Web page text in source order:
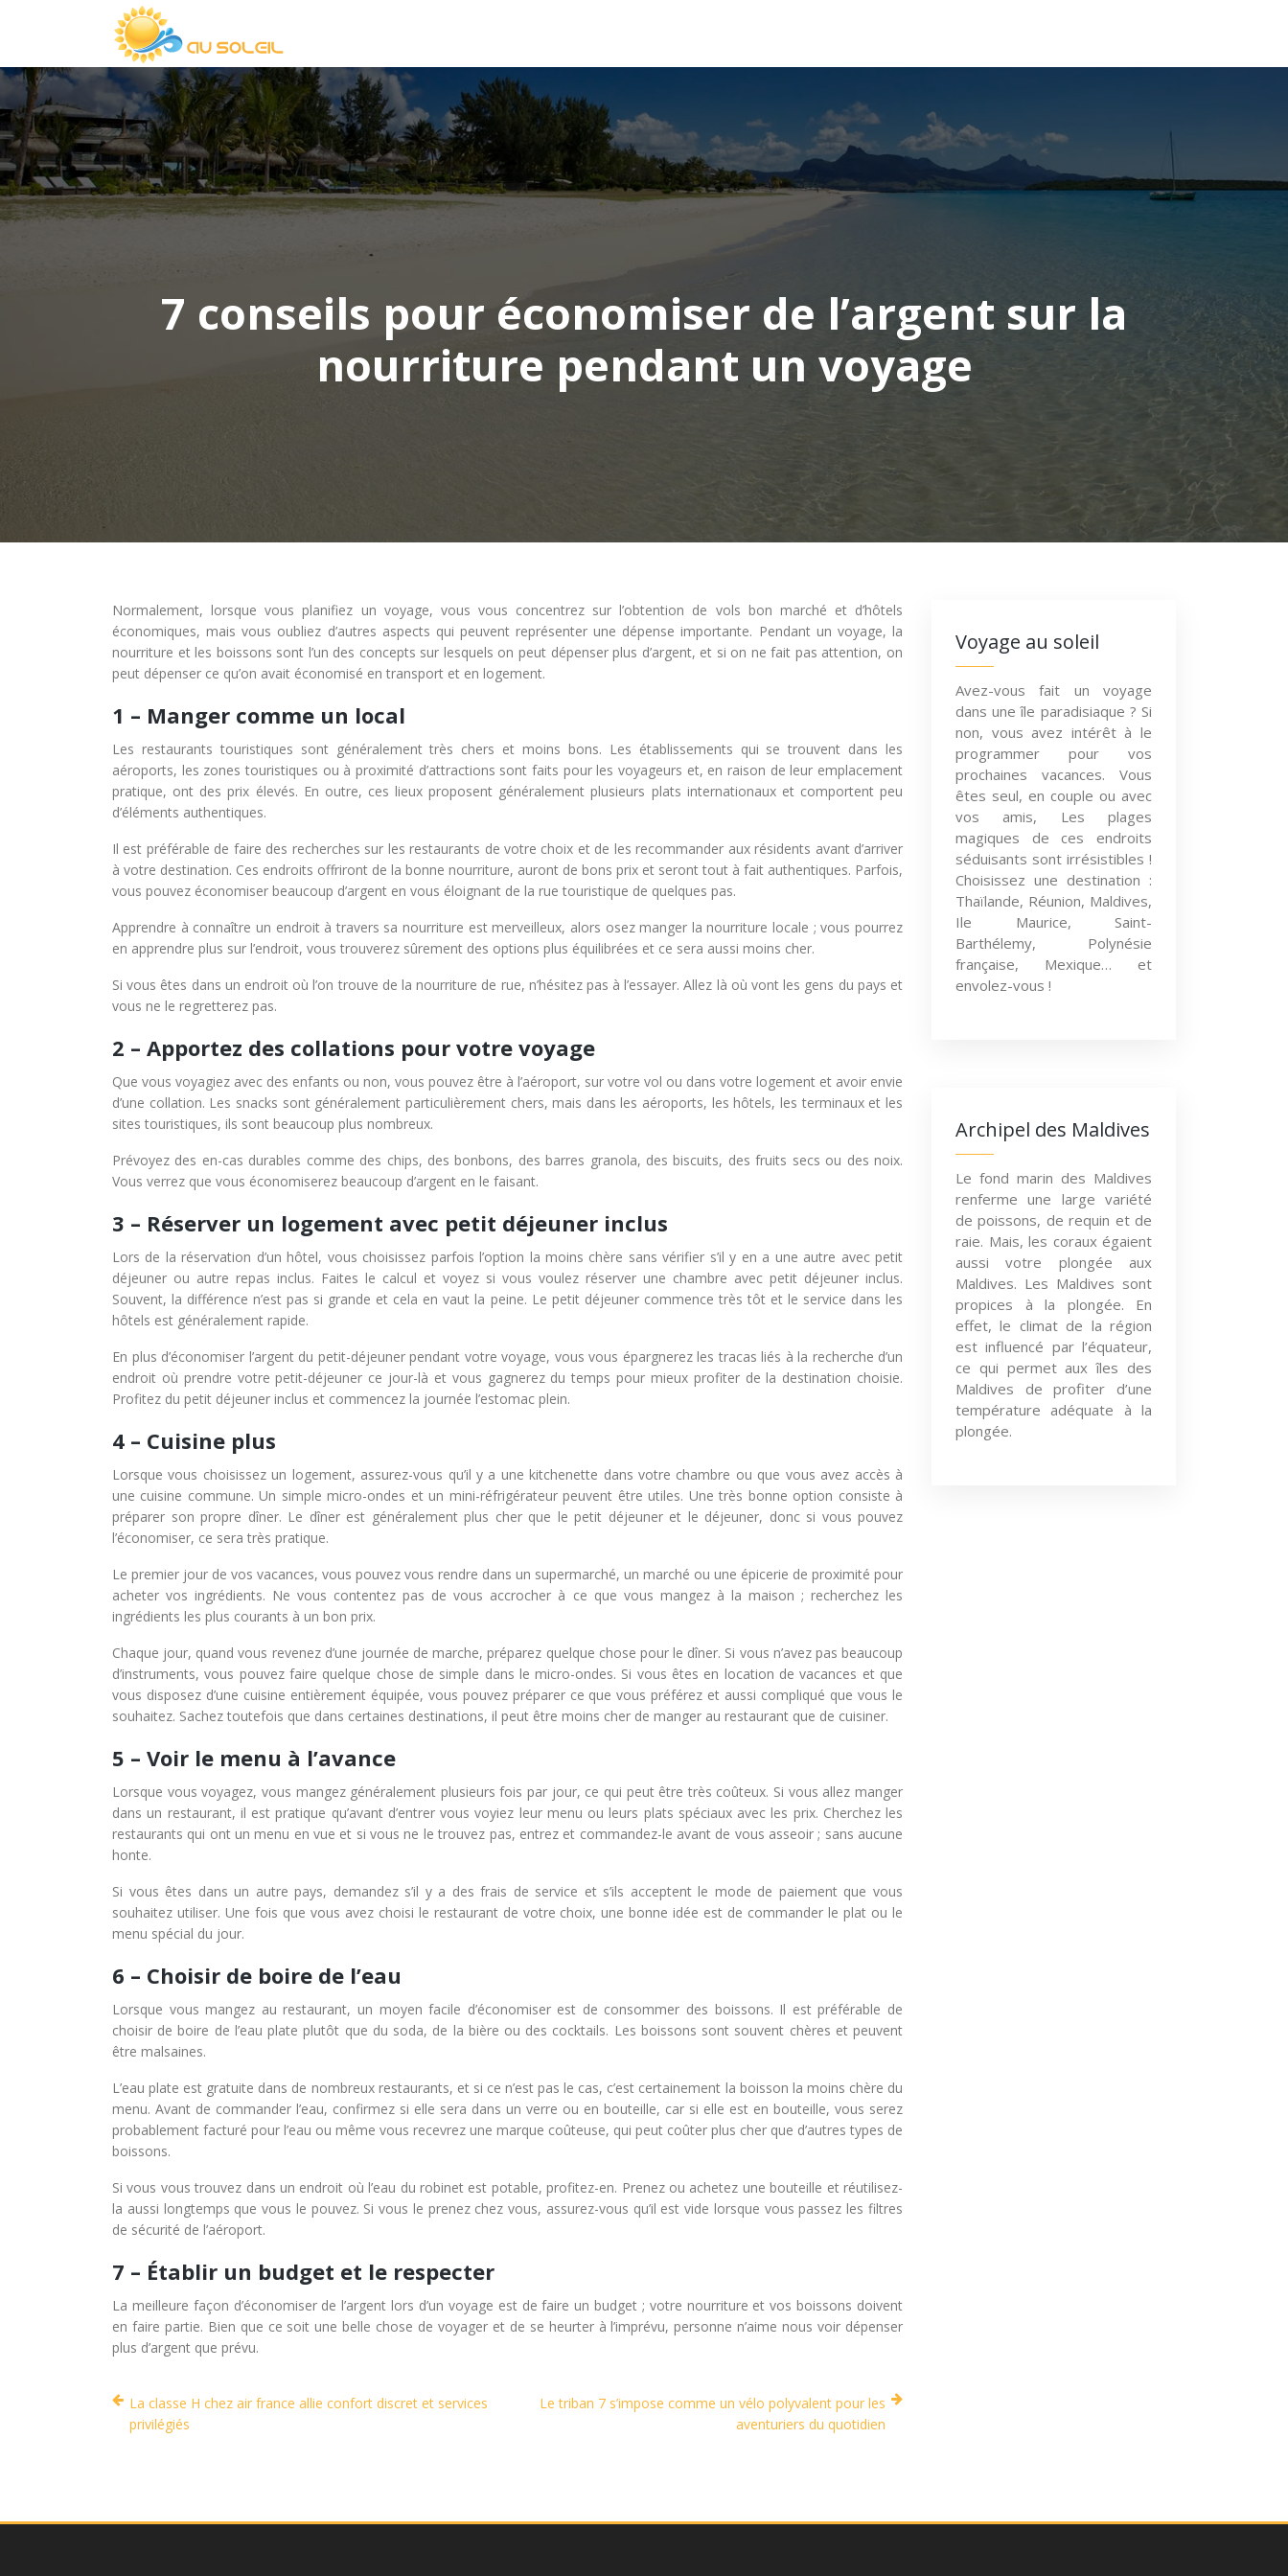
7 conseils pour économiser de l’argent sur la
nourriture pendant un voyage
Normalement, lorsque vous planifiez un voyage, vous vous concentrez sur l’obtention de vols bon marché et d’hôtels
économiques, mais vous oubliez d’autres aspects qui peuvent représenter une dépense importante. Pendant un voyage, la
nourriture et les boissons sont l’un des concepts sur lesquels on peut dépenser plus d’argent, et si on ne fait pas attention, on
peut dépenser ce qu’on avait économisé en transport et en logement.
1 – Manger comme un local
Les restaurants touristiques sont généralement très chers et moins bons. Les établissements qui se trouvent dans les
aéroports, les zones touristiques ou à proximité d’attractions sont faits pour les voyageurs et, en raison de leur emplacement
pratique, ont des prix élevés. En outre, ces lieux proposent généralement plusieurs plats internationaux et comportent peu
d’éléments authentiques.
Il est préférable de faire des recherches sur les restaurants de votre choix et de les recommander aux résidents avant d’arriver
à votre destination. Ces endroits offriront de la bonne nourriture, auront de bons prix et seront tout à fait authentiques. Parfois,
vous pouvez économiser beaucoup d’argent en vous éloignant de la rue touristique de quelques pas.
Apprendre à connaître un endroit à travers sa nourriture est merveilleux, alors osez manger la nourriture locale ; vous pourrez
en apprendre plus sur l’endroit, vous trouverez sûrement des options plus équilibrées et ce sera aussi moins cher.
Si vous êtes dans un endroit où l’on trouve de la nourriture de rue, n’hésitez pas à l’essayer. Allez là où vont les gens du pays et
vous ne le regretterez pas.
2 – Apportez des collations pour votre voyage
Que vous voyagiez avec des enfants ou non, vous pouvez être à l’aéroport, sur votre vol ou dans votre logement et avoir envie
d’une collation. Les snacks sont généralement particulièrement chers, mais dans les aéroports, les hôtels, les terminaux et les
sites touristiques, ils sont beaucoup plus nombreux.
Prévoyez des en-cas durables comme des chips, des bonbons, des barres granola, des biscuits, des fruits secs ou des noix.
Vous verrez que vous économiserez beaucoup d’argent en le faisant.
3 – Réserver un logement avec petit déjeuner inclus
Lors de la réservation d’un hôtel, vous choisissez parfois l’option la moins chère sans vérifier s’il y en a une autre avec petit
déjeuner ou autre repas inclus. Faites le calcul et voyez si vous voulez réserver une chambre avec petit déjeuner inclus.
Souvent, la différence n’est pas si grande et cela en vaut la peine. Le petit déjeuner commence très tôt et le service dans les
hôtels est généralement rapide.
En plus d’économiser l’argent du petit-déjeuner pendant votre voyage, vous vous épargnerez les tracas liés à la recherche d’un
endroit où prendre votre petit-déjeuner ce jour-là et vous gagnerez du temps pour mieux profiter de la destination choisie.
Profitez du petit déjeuner inclus et commencez la journée l’estomac plein.
4 – Cuisine plus
Lorsque vous choisissez un logement, assurez-vous qu’il y a une kitchenette dans votre chambre ou que vous avez accès à
une cuisine commune. Un simple micro-ondes et un mini-réfrigérateur peuvent être utiles. Une très bonne option consiste à
préparer son propre dîner. Le dîner est généralement plus cher que le petit déjeuner et le déjeuner, donc si vous pouvez
l’économiser, ce sera très pratique.
Le premier jour de vos vacances, vous pouvez vous rendre dans un supermarché, un marché ou une épicerie de proximité pour
acheter vos ingrédients. Ne vous contentez pas de vous accrocher à ce que vous mangez à la maison ; recherchez les
ingrédients les plus courants à un bon prix.
Chaque jour, quand vous revenez d’une journée de marche, préparez quelque chose pour le dîner. Si vous n’avez pas beaucoup
d’instruments, vous pouvez faire quelque chose de simple dans le micro-ondes. Si vous êtes en location de vacances et que
vous disposez d’une cuisine entièrement équipée, vous pouvez préparer ce que vous préférez et aussi compliqué que vous le
souhaitez. Sachez toutefois que dans certaines destinations, il peut être moins cher de manger au restaurant que de cuisiner.
5 – Voir le menu à l’avance
Lorsque vous voyagez, vous mangez généralement plusieurs fois par jour, ce qui peut être très coûteux. Si vous allez manger
dans un restaurant, il est pratique qu’avant d’entrer vous voyiez leur menu ou leurs plats spéciaux avec les prix. Cherchez les
restaurants qui ont un menu en vue et si vous ne le trouvez pas, entrez et commandez-le avant de vous asseoir ; sans aucune
honte.
Si vous êtes dans un autre pays, demandez s’il y a des frais de service et s’ils acceptent le mode de paiement que vous
souhaitez utiliser. Une fois que vous avez choisi le restaurant de votre choix, une bonne idée est de commander le plat ou le
menu spécial du jour.
6 – Choisir de boire de l’eau
Lorsque vous mangez au restaurant, un moyen facile d’économiser est de consommer des boissons. Il est préférable de
choisir de boire de l’eau plate plutôt que du soda, de la bière ou des cocktails. Les boissons sont souvent chères et peuvent
être malsaines.
L’eau plate est gratuite dans de nombreux restaurants, et si ce n’est pas le cas, c’est certainement la boisson la moins chère du
menu. Avant de commander l’eau, confirmez si elle sera dans un verre ou en bouteille, car si elle est en bouteille, vous serez
probablement facturé pour l’eau ou même vous recevrez une marque coûteuse, qui peut coûter plus cher que d’autres types de
boissons.
Si vous vous trouvez dans un endroit où l’eau du robinet est potable, profitez-en. Prenez ou achetez une bouteille et réutilisez-
la aussi longtemps que vous le pouvez. Si vous le prenez chez vous, assurez-vous qu’il est vide lorsque vous passez les filtres
de sécurité de l’aéroport.
7 – Établir un budget et le respecter
La meilleure façon d’économiser de l’argent lors d’un voyage est de faire un budget ; votre nourriture et vos boissons doivent
en faire partie. Bien que ce soit une belle chose de voyager et de se heurter à l’imprévu, personne n’aime nous voir dépenser
plus d’argent que prévu.
La classe H chez air france allie confort discret et services
privilégiés
Le triban 7 s’impose comme un vélo polyvalent pour les
aventuriers du quotidien
Voyage au soleil
Avez-vous fait un voyage
dans une île paradisiaque ? Si
non, vous avez intérêt à le
programmer pour vos
prochaines vacances. Vous
êtes seul, en couple ou avec
vos amis, Les plages
magiques de ces endroits
séduisants sont irrésistibles !
Choisissez une destination :
Thaïlande, Réunion, Maldives,
Ile Maurice, Saint-
Barthélemy, Polynésie
française, Mexique… et
envolez-vous !
Archipel des Maldives
Le fond marin des Maldives
renferme une large variété
de poissons, de requin et de
raie. Mais, les coraux égaient
aussi votre plongée aux
Maldives. Les Maldives sont
propices à la plongée. En
effet, le climat de la région
est influencé par l’équateur,
ce qui permet aux îles des
Maldives de profiter d’une
température adéquate à la
plongée.